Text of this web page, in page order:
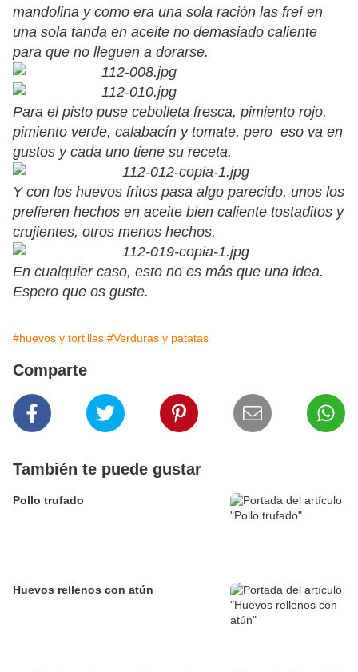
mandolina y como era una sola ración las freí en
una sola tanda en aceite no demasiado caliente
para que no lleguen a dorarse.
Para el pisto puse cebolleta fresca, pimiento rojo,
pimiento verde, calabacín y tomate, pero eso va en
gustos y cada uno tiene su receta.
Y con los huevos fritos pasa algo parecido, unos los
prefieren hechos en aceite bien caliente tostaditos y
crujientes, otros menos hechos.
En cualquier caso, esto no es más que una idea.
Espero que os guste.
#huevos y tortillas #Verduras y patatas
Comparte
También te puede gustar
Pollo trufado
Huevos rellenos con atún